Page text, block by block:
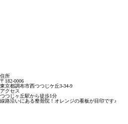
住所
〒182-0006
東京都調布市西つつじケ丘3-34-9
アクセス
つつじヶ丘駅から徒歩1分
線路沿いにある整骨院！オレンジの看板が目印です♪